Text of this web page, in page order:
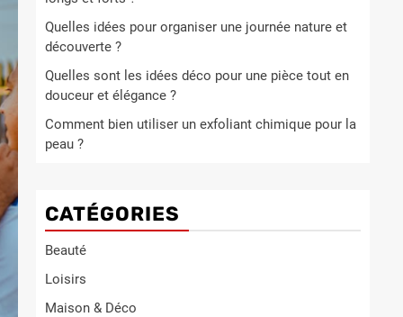
Quelles idées pour organiser une journée nature et
découverte ?
Quelles sont les idées déco pour une pièce tout en
douceur et élégance ?
Comment bien utiliser un exfoliant chimique pour la
peau ?
CATÉGORIES
Beauté
Loisirs
Maison & Déco